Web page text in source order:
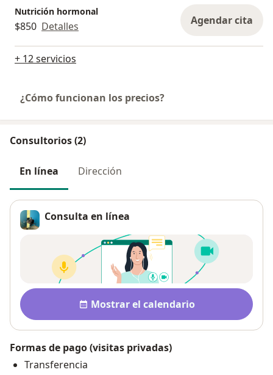
Nutrición hormonal
$850 Detalles Agendar cita
+ 12 servicios
¿Cómo funcionan los precios?
Consultorios (2)
En línea Dirección
Consulta en línea
Disponibilidad
Mostrar el calendario
Formas de pago (visitas privadas)
Transferencia